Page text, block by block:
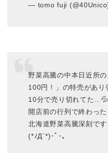
— tomo fuji
野菜高騰の中本日近所
100円！」の特売があ
10分で売り切れてた…💦
開店前の行列で終わっ
北海道野菜高騰深刻です
(*ﾉД`*)･ﾟ･。